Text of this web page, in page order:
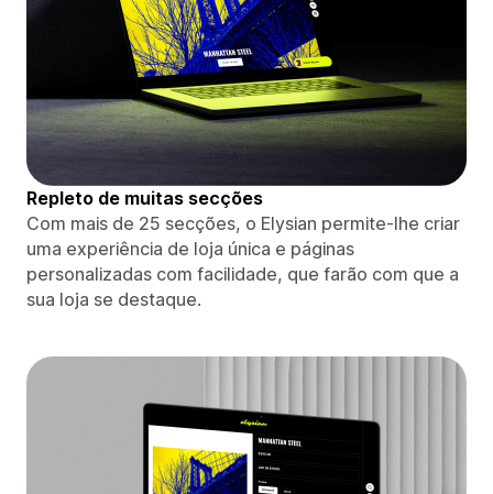
Repleto de muitas secções
Com mais de 25 secções, o Elysian permite-lhe criar
uma experiência de loja única e páginas
personalizadas com facilidade, que farão com que a
sua loja se destaque.